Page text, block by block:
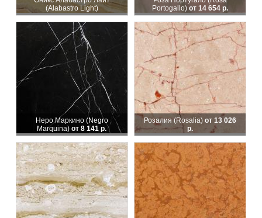
(Alabastro Light)
Portogallo) от 14 654 р.
Неро Маркино (Negro
Marquina)от 8 141 р.
Розалия (Rosalia) от 13 026
р.